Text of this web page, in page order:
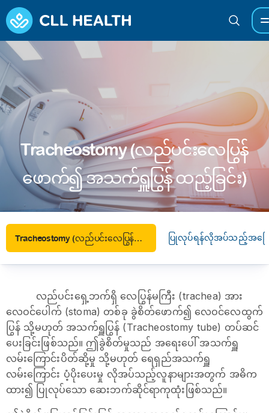
Tracheostomy (လည်ပင်းလေပြွန်
ဖောက်၍ အသက်ရှူပြွန် ထည့်ခြင်း)
Tracheostomy (လည်ပင်းလေပြွန်ဖောက်၍ အသက်ရှူပြွန် ထည့်ခြင်း) ပြုလုပ်ရန်လိုအပ်သည့်အခြေ
လည်ပင်းရှေ့ဘက်ရှိ လေပြွန်မကြီး (trachea) အား
လေဝင်ပေါက် (stoma) တစ်ခု ခွဲစိတ်ဖောက်၍ လေဝင်လေထွက်
ပြွန် သို့မဟုတ် အသက်ရှူပြွန် (Tracheostomy tube) တပ်ဆင်
ပေးခြင်းဖြစ်သည်။ ဤခွဲစိတ်မှုသည် အရေးပေါ် အသက်ရှူ
လမ်းကြောင်းပိတ်ဆို့မှု သို့မဟုတ် ရေရှည်အသက်ရှူ
လမ်းကြောင်း ပံ့ပိုးပေးမှု လိုအပ်သည့်လူနာများအတွက် အဓိက
ထား၍ ပြုလုပ်သော ဆေးဘက်ဆိုင်ရာကုထုံးဖြစ်သည်။